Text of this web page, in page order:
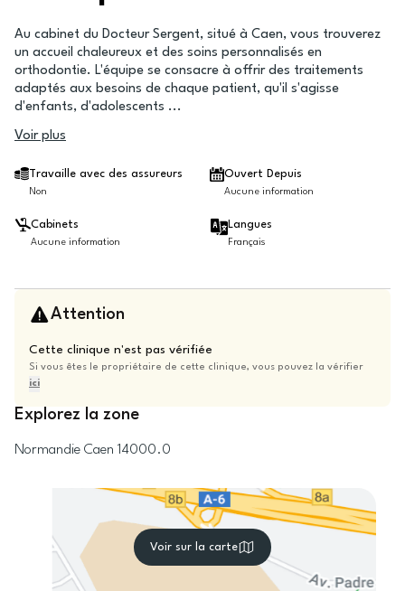
Au cabinet du Docteur Sergent, situé à Caen, vous trouverez
un accueil chaleureux et des soins personnalisés en
orthodontie. L'équipe se consacre à offrir des traitements
adaptés aux besoins de chaque patient, qu'il s'agisse
d'enfants, d'adolescents ...
Voir plus
Travaille avec des assureurs
Non
Ouvert Depuis
Aucune information
Cabinets
Aucune information
Langues
Français
Attention
Cette clinique n'est pas vérifiée
Si vous êtes le propriétaire de cette clinique, vous pouvez la vérifier
ici
Explorez la zone
Normandie Caen 14000.0
Voir sur la carte